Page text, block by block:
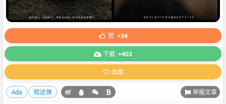
赞 +34
下载 +403
收藏
Ada 哈达侠 举报文章